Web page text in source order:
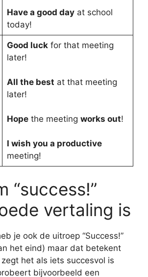
Have a good dayat school
today!
Good luckfor that meeting
later!
All the best at that meeting
later!
Hopethe meeting works out!
I wish you a productive
meeting!
“success!”
vertaling is
je ook de uitroep “Success!”
het eind) maar dat betekent
het als iets succesvol is
bijvoorbeeld een